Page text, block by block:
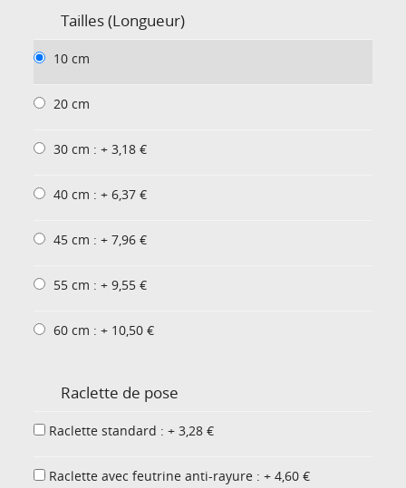
Tailles (Longueur)
10 cm
20 cm
30 cm : + 3,18 €
40 cm : + 6,37 €
45 cm : + 7,96 €
55 cm : + 9,55 €
60 cm : + 10,50 €
Raclette de pose
Raclette standard : + 3,28 €
Raclette avec feutrine anti-rayure : + 4,60 €